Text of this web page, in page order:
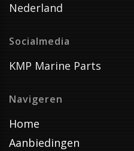
Nederland
Socialmedia
KMP Marine Parts
Navigeren
Home
Aanbiedingen